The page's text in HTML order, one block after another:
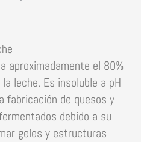
aproximadamente el 80%
leche. Es insoluble a pH
fabricación de quesos y
debido a su
geles y estructuras